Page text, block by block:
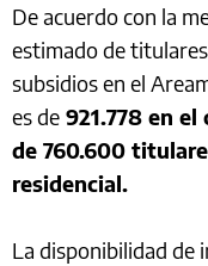
De acuerdo con la
estimado de
subsidios en el
es de 921.778 en
de 760.600
residencial.
La disponibilidad de